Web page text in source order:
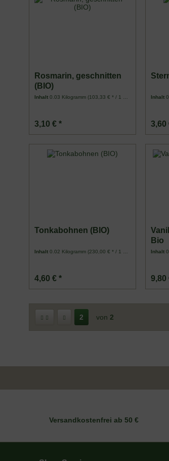
Rosmarin, geschnitten
(BIO)
Inhalt0.03 Kilogramm (103,33 € * / 1 Kilogramm)
3,10 € *
Inhalt
3,60
Tonkabohnen (BIO)
Inhalt0.02 Kilogramm (230,00 € * / 1 Kilogramm)
4,60 € *
Bio
Inhalt
9,80
2 von 2
Versandkostenfrei ab 50 €